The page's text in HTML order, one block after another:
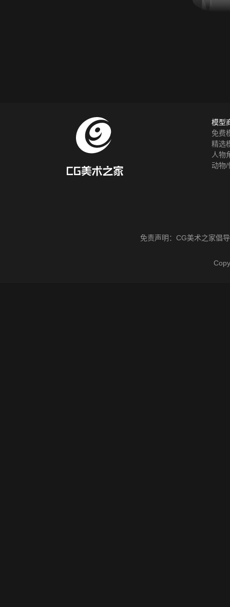
模型
免费
精选
人物
动物/
免责声明： CG美术之家倡